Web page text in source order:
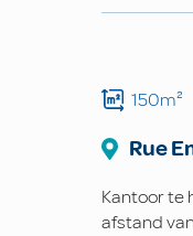
150m²
Rue
Kantoor te
afstand